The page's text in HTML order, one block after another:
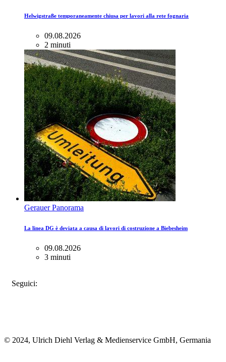
Helwigstraße temporaneamente chiusa per lavori alla rete fognaria
09.08.2026
2 minuti
Gerauer Panorama
La linea DG è deviata a causa di lavori di costruzione a Biebesheim
09.08.2026
3 minuti
Seguici:
© 2024, Ulrich Diehl Verlag & Medienservice GmbH, Germania